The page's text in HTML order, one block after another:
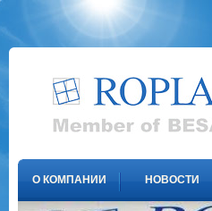
О КОМПАНИИ НОВОСТИ